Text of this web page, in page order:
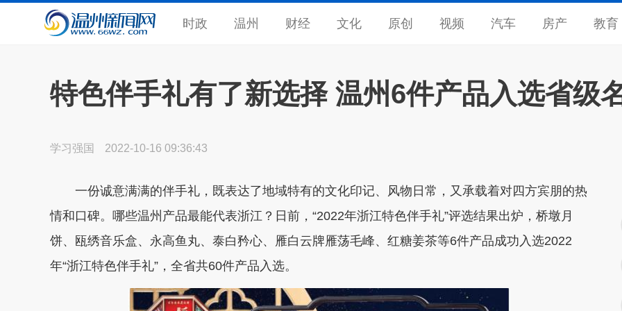
时政 温州 财经 文化 原创 视频 汽车 房产 教育
特色伴手礼有了新选择 温州6件产品入选省级
学习强国 2022-10-16 09:36:43
一份诚意满满的伴手礼，既表达了地域特有的文化印记、风物日常，又承载着对四方宾朋的热
情和口碑。哪些温州产品最能代表浙江？日前，“2022年浙江特色伴手礼”评选结果出炉，桥墩月
饼、瓯绣音乐盒、永高鱼丸、泰白矜心、雁白云牌雁荡毛峰、红糖姜茶等6件产品成功入选2022
年“浙江特色伴手礼”，全省共60件产品入选。